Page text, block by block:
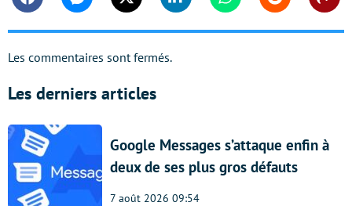
FacebookMessengerTwitter Linkedin WhatsappReddit
Les commentaires sont fermés.
Les derniers articles
Google Messages s’attaque enfin à
deux de ses plus gros défauts
7 août 2026 09:54